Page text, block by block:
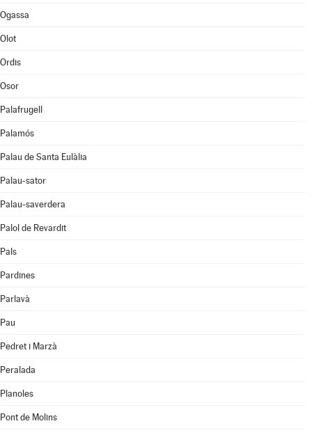
Ogassa
Olot
Ordis
Osor
Palafrugell
Palamós
Palau de Santa Eulàlia
Palau-sator
Palau-saverdera
Palol de Revardit
Pals
Pardines
Parlavà
Pau
Pedret i Marzà
Peralada
Planoles
Pont de Molins